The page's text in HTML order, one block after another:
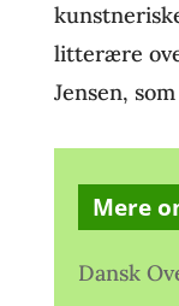
litterære
Jensen,
Mere
Dansk